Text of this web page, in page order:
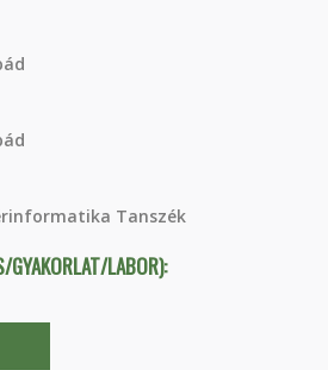
Tanszék
GYAKORLAT/LABOR):